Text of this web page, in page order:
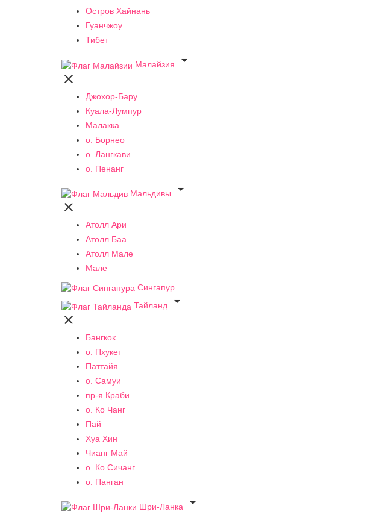
Остров Хайнань
Гуанчжоу
Тибет
Малайзия


Джохор-Бару
Куала-Лумпур
Малакка
о. Борнео
о. Лангкави
о. Пенанг
Мальдивы


Атолл Ари
Атолл Баа
Атолл Мале
Мале
Сингапур
Тайланд


Бангкок
о. Пхукет
Паттайя
о. Самуи
пр-я Краби
о. Ко Чанг
Пай
Хуа Хин
Чианг Май
о. Ко Сичанг
о. Панган
Шри-Ланка
